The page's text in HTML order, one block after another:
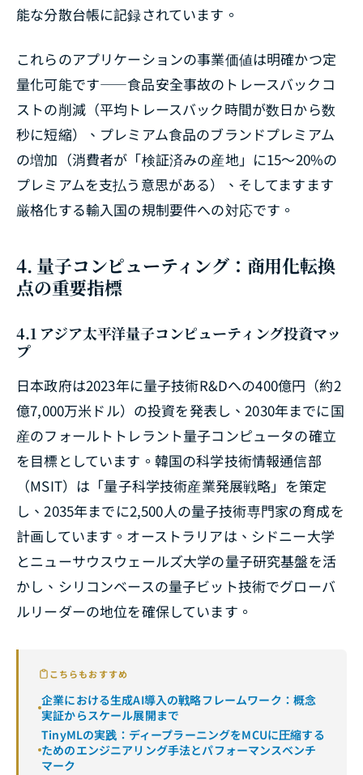
能な分散台帳に記録されています。
これらのアプリケーションの事業価値は明確かつ定
量化可能です――食品安全事故のトレースバックコ
ストの削減（平均トレースバック時間が数日から数
秒に短縮）、プレミアム食品のブランドプレミアム
の増加（消費者が「検証済みの産地」に15～20%の
プレミアムを支払う意思がある）、そしてますます
厳格化する輸入国の規制要件への対応です。
4. 量子コンピューティング：商用化転換
点の重要指標
4.1 アジア太平洋量子コンピューティング投資マッ
プ
日本政府は2023年に量子技術R&Dへの400億円（約2
億7,000万米ドル）の投資を発表し、2030年までに国
産のフォールトトレラント量子コンピュータの確立
を目標としています。韓国の科学技術情報通信部
（MSIT）は「量子科学技術産業発展戦略」を策定
し、2035年までに2,500人の量子技術専門家の育成を
計画しています。オーストラリアは、シドニー大学
とニューサウスウェールズ大学の量子研究基盤を活
かし、シリコンベースの量子ビット技術でグローバ
ルリーダーの地位を確保しています。
こちらもおすすめ
企業における生成AI導入の戦略フレームワーク：概念
実証からスケール展開まで
TinyMLの実践：ディープラーニングをMCUに圧縮する
ためのエンジニアリング手法とパフォーマンスベンチ
マーク